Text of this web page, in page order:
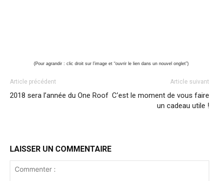
(Pour agrandir : clic droit sur l’image et “ouvrir le lien dans un nouvel onglet”)
Article précédent
2018 sera l’année du One Roof
Article suivant
C’est le moment de vous faire
un cadeau utile !
LAISSER UN COMMENTAIRE